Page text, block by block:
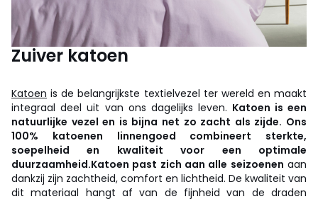
Zuiver katoen
Katoen is de belangrijkste textielvezel ter wereld en maakt
integraal deel uit van ons dagelijks leven. Katoen is een
natuurlijke vezel en is bijna net zo zacht als zijde. Ons
100% katoenen linnengoed combineert sterkte,
soepelheid en kwaliteit voor een optimale
duurzaamheid.Katoen past zich aan alle seizoenen aan
dankzij zijn zachtheid, comfort en lichtheid. De kwaliteit van
dit materiaal hangt af van de fijnheid van de draden